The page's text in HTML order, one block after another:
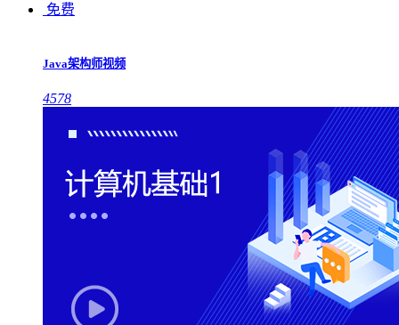
免费
Java架构师视频
4578